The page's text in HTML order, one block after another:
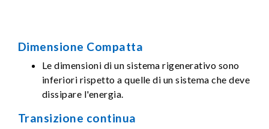
Dimensione Compatta
Le dimensioni di un sistema rigenerativo sono
inferiori rispetto a quelle di un sistema che deve
dissipare l'energia.
Transizione continua